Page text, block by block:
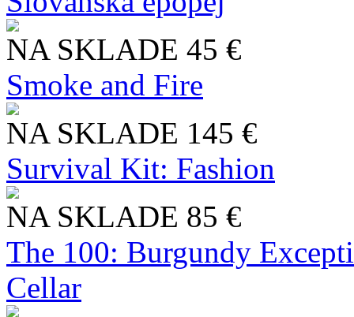
NA SKLADE 45 €
Smoke and Fire
NA SKLADE 145 €
Survival Kit: Fashion
NA SKLADE 85 €
The 100: Burgundy
Cellar